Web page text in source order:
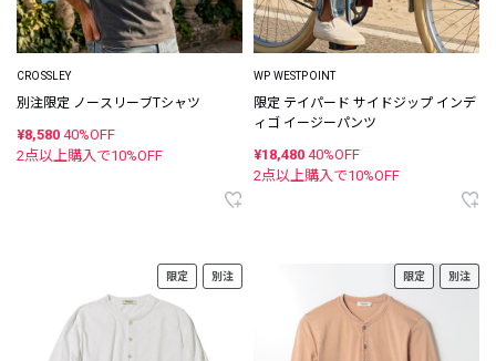
CROSSLEY
別注限定 ノースリーブTシャツ
¥8,580 40%OFF
2点以上購入で10%OFF
WP WESTPOINT
限定 テイパード サイドジップ インデ
ィゴ イージーパンツ
¥18,480 40%OFF
2点以上購入で10%OFF
限定 別注 限定 別注